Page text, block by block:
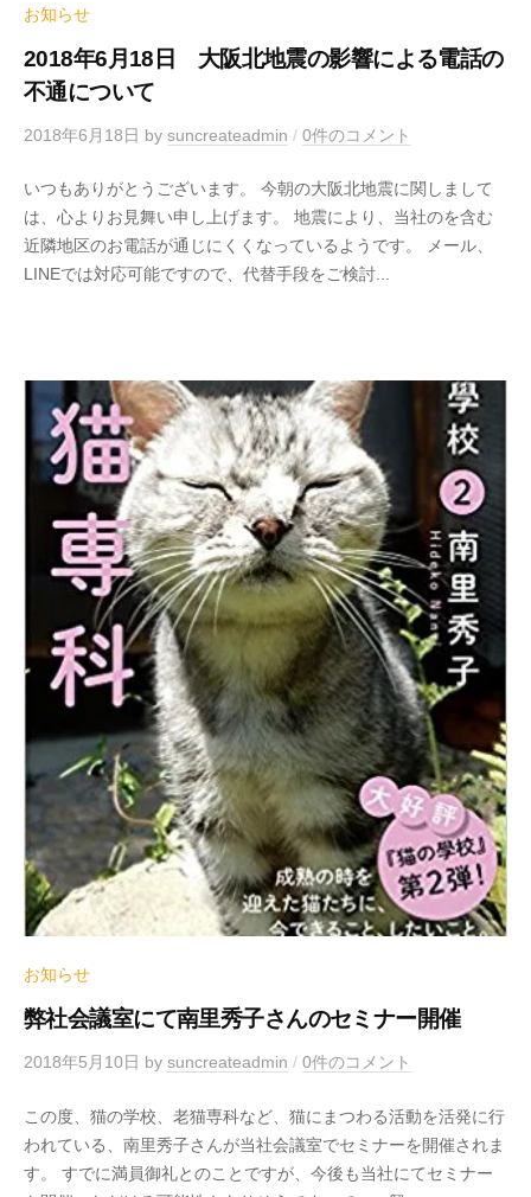
お知らせ
2018年6月18日 大阪北地震の影響による電話の
不通について
2018年6月18日 by suncreateadmin / 0件のコメント
いつもありがとうございます。 今朝の大阪北地震に関しまして
は、心よりお見舞い申し上げます。 地震により、当社のを含む
近隣地区のお電話が通じにくくなっているようです。 メール、
LINEでは対応可能ですので、代替手段をご検討...
お知らせ
弊社会議室にて南里秀子さんのセミナー開催
2018年5月10日 by suncreateadmin / 0件のコメント
この度、猫の学校、老猫専科など、猫にまつわる活動を活発に行
われている、南里秀子さんが当社会議室でセミナーを開催されま
す。 すでに満員御礼とのことですが、今後も当社にてセミナー